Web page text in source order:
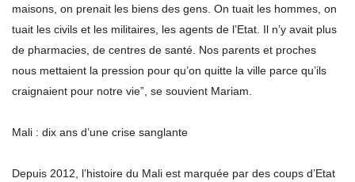
maisons, on prenait les biens des gens. On tuait les hommes, on
tuait les civils et les militaires, les agents de l’Etat. Il n’y avait plus
de pharmacies, de centres de santé. Nos parents et proches
nous mettaient la pression pour qu’on quitte la ville parce qu’ils
craignaient pour notre vie”, se souvient Mariam.
Mali : dix ans d’une crise sanglante
Depuis 2012, l’histoire du Mali est marquée par des coups d’Etat